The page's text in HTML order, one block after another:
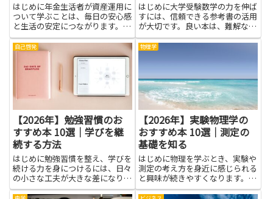
はじめに年金生活者が資産運用に
ついて学ぶことは、毎日の安心感
と生活の安定につながります。年
金収入だけに頼る不安を和らげる
ためには、収支のバランスやリス
クの取り方、インフレや税金の影
響を理解することが役立ちます。
書籍を通じて基本的な知識や具
はじめに大学受験数学の力を伸ば
すには、信頼できる参考書の活用
が大切です。良い本は、難解な公
式の意味を分かりやすく結びつ
け、解法の考え方を体系的に示し
自分の言葉で整理し直す手助けと
が...
自己啓発
【2026年】勉強習慣のお
すすめ本 10選｜学びを継
続する方法
はじめに勉強習慣を整え、学びを
続ける力を身につけるには、日々
の小さな工夫が大きな差になりま
す。本書は、無理なく始められる
物理学
【2026年】実験物理学の
おすすめ本 10選｜測定の
基礎を知る
はじめに物理を学ぶとき、実験や
測定の考え方を身近に感じられる
と興味が続きやすくなります。実
験物理学の本を通じて、測定の基